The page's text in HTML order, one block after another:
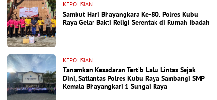
KEPOLISIAN
Sambut Hari Bhayangkara Ke-80, Polres Kubu
Raya Gelar Bakti Religi Serentak di Rumah Ibadah
KEPOLISIAN
Tanamkan Kesadaran Tertib Lalu Lintas Sejak
Dini, Satlantas Polres Kubu Raya Sambangi SMP
Kemala Bhayangkari 1 Sungai Raya